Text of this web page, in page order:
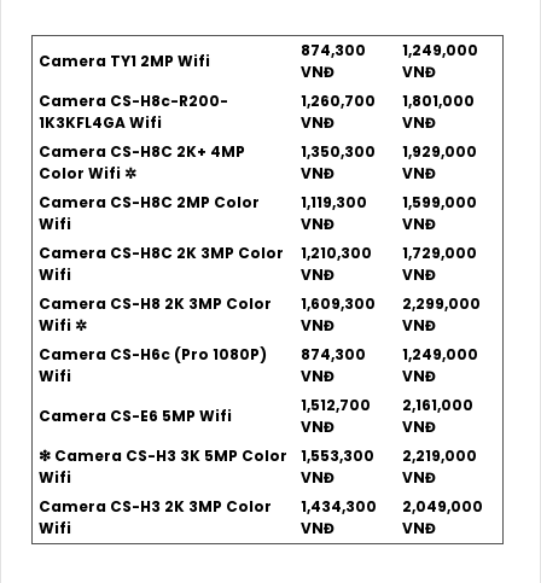
Camera TY1 2MP Wifi
874,300
VNĐ
1,249,000
VNĐ
Camera CS-H8c-R200-
1K3KFL4GA Wifi
1,260,700
VNĐ
1,801,000
VNĐ
Camera CS-H8C 2K+ 4MP
Color Wifi ✲
1,350,300
VNĐ
1,929,000
VNĐ
Camera CS-H8C 2MP Color
Wifi
1,119,300
VNĐ
1,599,000
VNĐ
Camera CS-H8C 2K 3MP Color
Wifi
1,210,300
VNĐ
1,729,000
VNĐ
Camera CS-H8 2K 3MP Color
Wifi ✲
1,609,300
VNĐ
2,299,000
VNĐ
Camera CS-H6c (Pro 1080P)
Wifi
874,300
VNĐ
1,249,000
VNĐ
Camera CS-E6 5MP Wifi
1,512,700
VNĐ
2,161,000
VNĐ
❇ Camera CS-H3 3K 5MP Color
Wifi
1,553,300
VNĐ
2,219,000
VNĐ
Camera CS-H3 2K 3MP Color
Wifi
1,434,300
VNĐ
2,049,000
VNĐ